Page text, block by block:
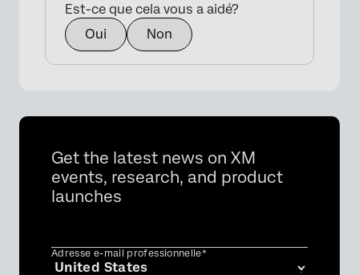
Est-ce que cela vous a aidé?
Oui
Non
Get the latest news on XM
events, research, and product
launches
Adresse e-mail professionnelle*